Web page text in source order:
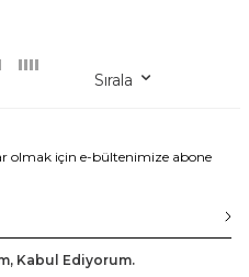
Sırala
olmak için e-bültenimize abone
Kabul Ediyorum.